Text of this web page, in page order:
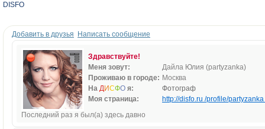
DISFO
Добавить в друзья Написать сообщение
Здравствуйте!
Меня зовут:
Дайла Юлия (partyzanka)
Проживаю в городе: Москва
На ДИСФО я:
Фотограф
Моя страница:
http://disfo.ru /profile/partyzanka
Последний раз я был(а) здесь давно